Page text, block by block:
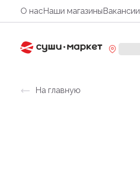
О насНаши магазиныВакансии
На главную